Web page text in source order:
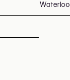
Waterloo